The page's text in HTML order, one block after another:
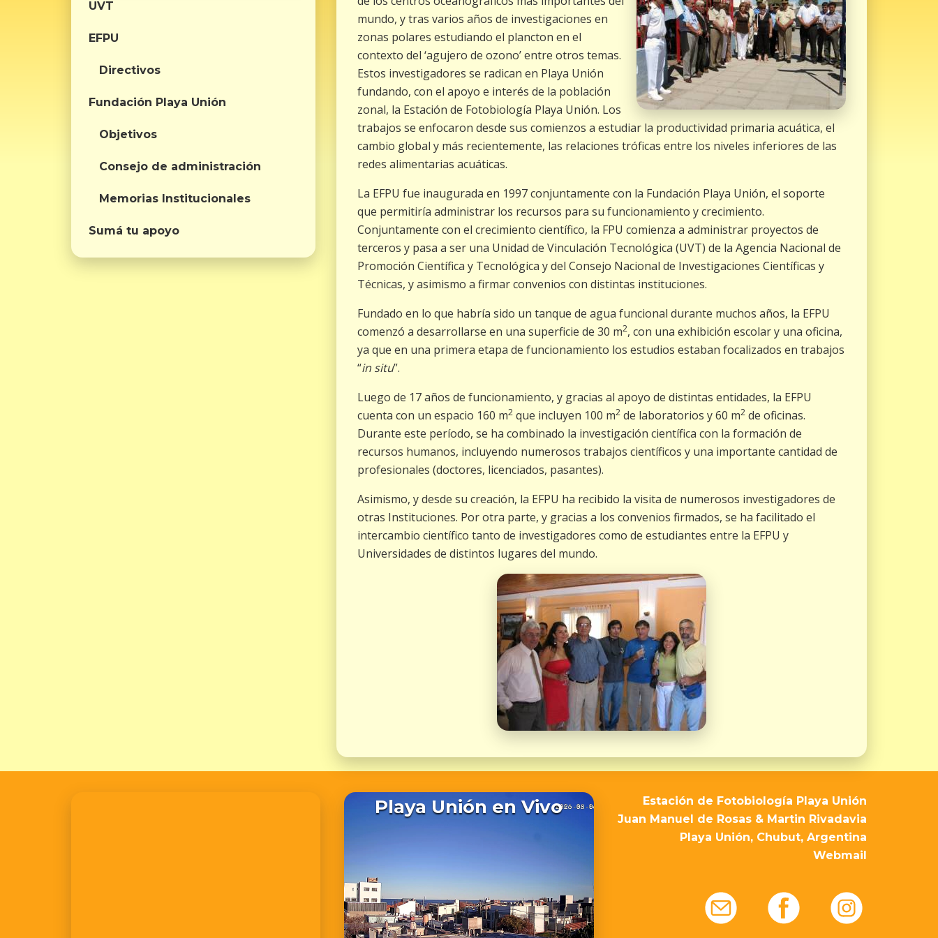
mundo, y tras varios años de investigaciones en
zonas polares estudiando el plancton en el
contexto del ‘agujero de ozono’ entre otros temas.
Estos investigadores se radican en Playa Unión
fundando, con el apoyo e interés de la población
zonal, la Estación de Fotobiología Playa Unión. Los
trabajos se enfocaron desde sus comienzos a estudiar la productividad primaria acuática, el
cambio global y más recientemente, las relaciones tróficas entre los niveles inferiores de las
redes alimentarias acuáticas.
La EFPU fue inaugurada en 1997 conjuntamente con la Fundación Playa Unión, el soporte
que permitiría administrar los recursos para su funcionamiento y crecimiento.
Conjuntamente con el crecimiento científico, la FPU comienza a administrar proyectos de
terceros y pasa a ser una Unidad de Vinculación Tecnológica (UVT) de la Agencia Nacional de
Promoción Científica y Tecnológica y del Consejo Nacional de Investigaciones Científicas y
Técnicas, y asimismo a firmar convenios con distintas instituciones.
Fundado en lo que habría sido un tanque de agua funcional durante muchos años, la EFPU
comenzó a desarrollarse en una superficie de 30 m2, con una exhibición escolar y una oficina,
ya que en una primera etapa de funcionamiento los estudios estaban focalizados en trabajos
“in situ”.
Luego de 17 años de funcionamiento, y gracias al apoyo de distintas entidades, la EFPU
cuenta con un espacio 160 m2 que incluyen 100 m2 de laboratorios y 60 m2 de oficinas.
Durante este período, se ha combinado la investigación científica con la formación de
recursos humanos, incluyendo numerosos trabajos científicos y una importante cantidad de
profesionales (doctores, licenciados, pasantes).
Asimismo, y desde su creación, la EFPU ha recibido la visita de numerosos investigadores de
otras Instituciones. Por otra parte, y gracias a los convenios firmados, se ha facilitado el
intercambio científico tanto de investigadores como de estudiantes entre la EFPU y
Universidades de distintos lugares del mundo.
UVT
EFPU
Directivos
Fundación Playa Unión
Objetivos
Consejo de administración
Memorias Institucionales
Sumá tu apoyo
Playa Unión en Vivo
Estación de Fotobiología Playa Unión
Juan Manuel de Rosas & Martin Rivadavia
Playa Unión, Chubut, Argentina
Webmail